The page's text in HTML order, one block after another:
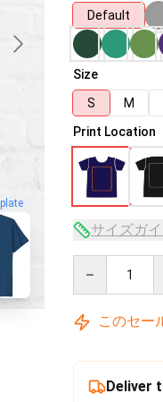
Default
Size
S
M
Print Location
サイズガ
このセー
Deliver